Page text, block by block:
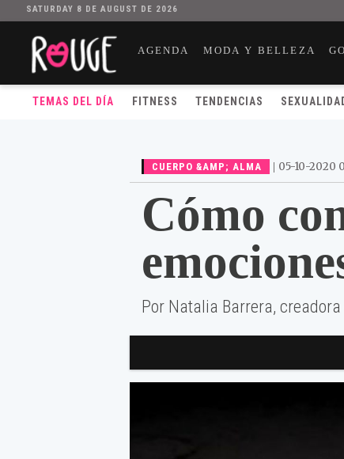
SATURDAY 8 DE AUGUST DE 2026
AGENDA MODA Y BELLEZA
TEMAS DEL DÍA FITNESS TENDENCIAS
CUERPO &AMP; ALMA | 05-10-2020
Cómo
Por Natalia Barrera,